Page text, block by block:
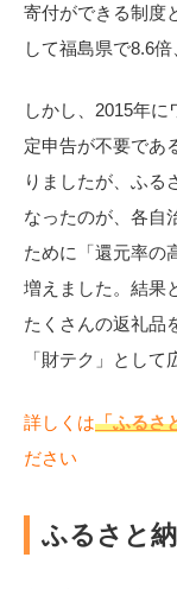
寄付ができる制度
して福島県で8.6
しかし、2015年
定申告が不要であ
りましたが、ふる
なったのが、各自
ために「還元率の
増えました。結果
たくさんの返礼品
「財テク」として
詳しくは「ふるさ
ださい
ふるさと